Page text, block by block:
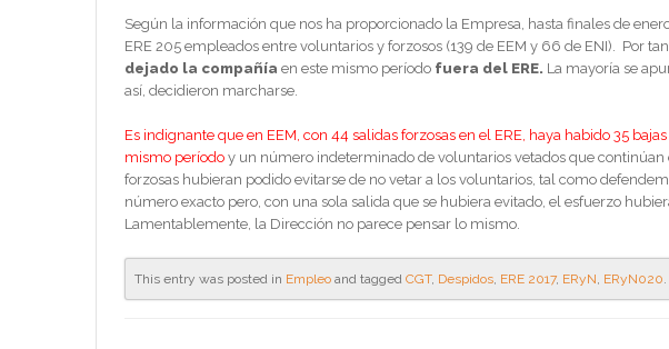
Según la información que nos ha proporcionado la Empresa, hasta finales de
ERE 205 empleados entre voluntarios y forzosos (139 de EEM y 66 de ENI). Por
dejado la compañía en este mismo período fuera del ERE. La mayoría se
así, decidieron marcharse.
Es indignante que en EEM, con 44 salidas forzosas en el ERE, haya habido 35
mismo período y un número indeterminado de voluntarios vetados que continúan
forzosas hubieran podido evitarse de no vetar a los voluntarios, tal como
número exacto pero, con una sola salida que se hubiera evitado, el esfuerzo
Lamentablemente, la Dirección no parece pensar lo mismo.
This entry was posted in Empleo and tagged CGT, Despidos, ERE 2017, ERyN, ERyN020.